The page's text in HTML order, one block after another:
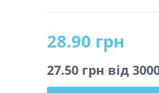
28.90 грн
27.50 грн вiд